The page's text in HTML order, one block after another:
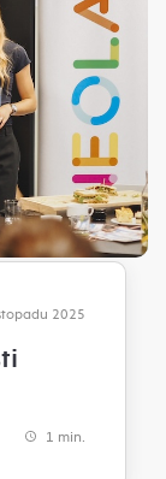
2025
1 min.